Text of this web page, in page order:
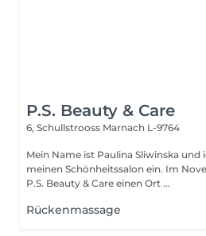
P.S. Beauty & Care
6, Schullstrooss Marnach L-9764
Mein Name ist Paulina Sliwinska und
meinen Schönheitssalon ein. Im
P.S. Beauty & Care einen Ort ...
Rückenmassage